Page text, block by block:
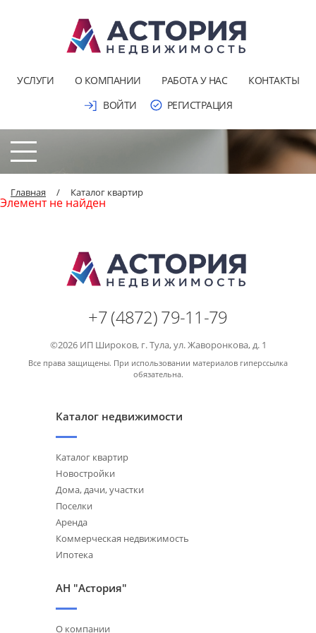
УСЛУГИ О КОМПАНИИ РАБОТА У НАС
КОНТАКТЫ
ВОЙТИ
РЕГИСТРАЦИЯ
Главная / Каталог квартир
Элемент не найден
+7 (4872) 79-11-79
©2026 ИП Широков, г. Тула, ул. Жаворонкова, д. 1
Все права защищены. При использовании материалов гиперссылка
обязательна.
Каталог недвижимости
Каталог квартир
Новостройки
Дома, дачи, участки
Поселки
Аренда
Коммерческая недвижимость
Ипотека
АН "Астория"
О компании